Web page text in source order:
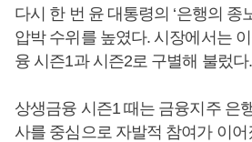
다시 한 번 윤 대통령의 ‘은행의 종
압박 수위를 높였다. 시장에서는
융 시즌1과 시즌2로 구별해 불렀다.
상생금융 시즌1 때는 금융지주 은
사를 중심으로 자발적 참여가 이